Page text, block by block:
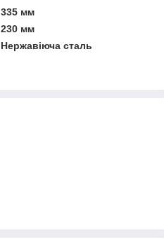
335 мм
230 мм
Нержавіюча сталь